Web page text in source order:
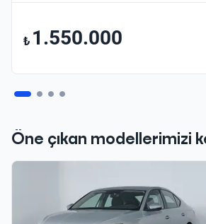
₺ 1.550.000
Öne çıkan modellerimizi